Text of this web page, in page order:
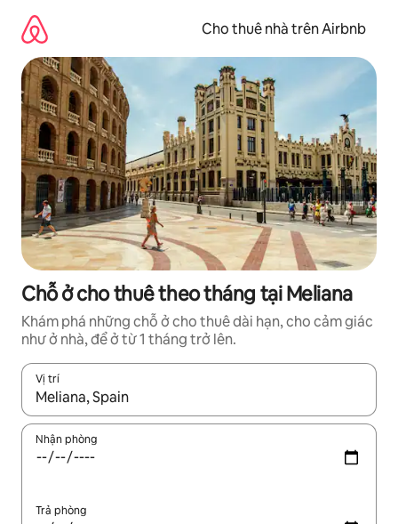
dung
Cho thuê nhà trên Airbnb
Chỗ ở cho thuê theo tháng tại Meliana
Khám phá những chỗ ở cho thuê dài hạn, cho cảm giác
như ở nhà, để ở từ 1 tháng trở lên.
Vị trí
Khi có kết quả, hãy điều hướng bằng phím mũi tên lên và
Nhận phòng
Trả phòng